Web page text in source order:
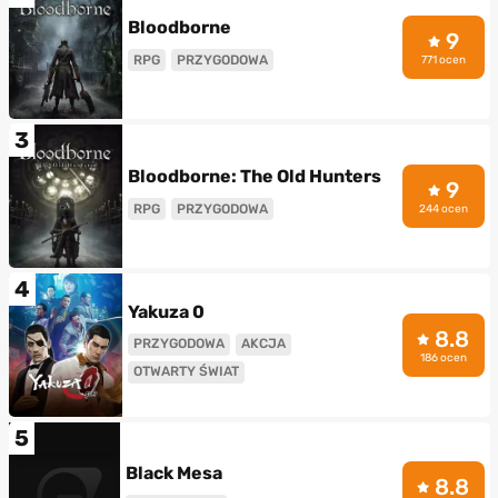
Bloodborne
RPG PRZYGODOWA
9
771 ocen
3
Bloodborne: The Old Hunters
RPG PRZYGODOWA
9
244 ocen
4
Yakuza 0
PRZYGODOWA
AKCJA
OTWARTY ŚWIAT
8.8
186 ocen
5
Black Mesa 8.8